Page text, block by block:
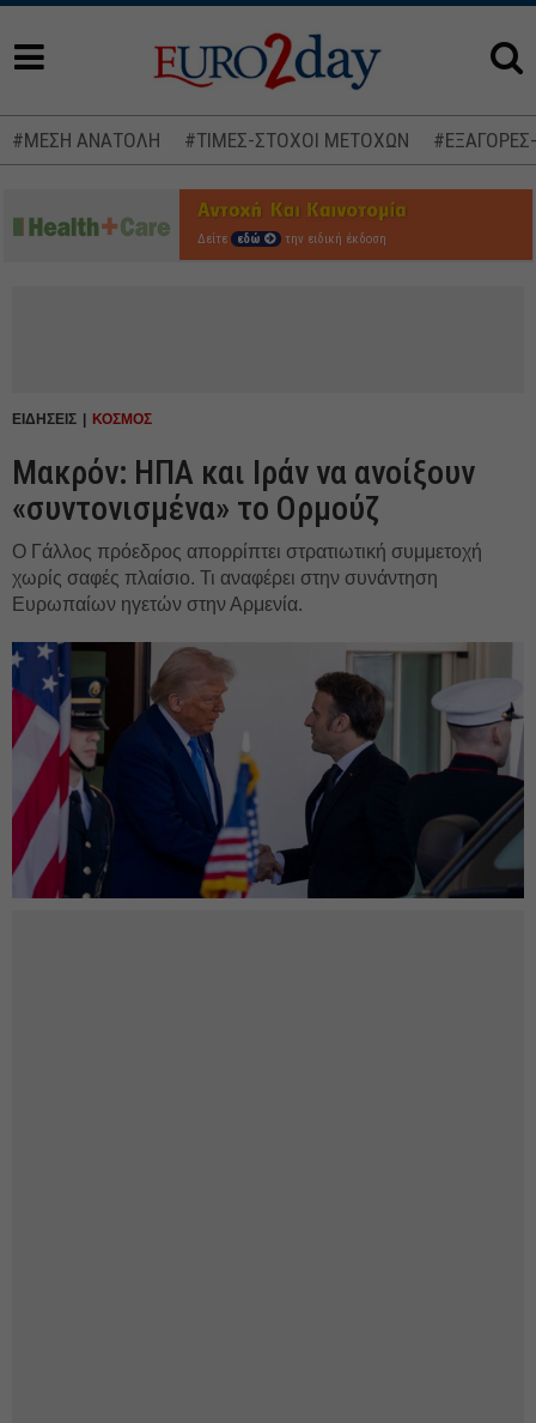
#ΜΕΣΗ ΑΝΑΤΟΛΗ #ΤΙΜΕΣ-ΣΤΟΧΟΙ ΜΕΤΟΧΩΝ
Δείτε εδώ την ειδική έκδοση
ΕΙΔΗΣΕΙΣ ΚΟΣΜΟΣ
Μακρόν: ΗΠΑ και Ιράν να ανοίξουν
«συντονισμένα» το Ορμούζ
Ο Γάλλος πρόεδρος απορρίπτει στρατιωτική συμμετοχή
χωρίς σαφές πλαίσιο. Τι αναφέρει στην συνάντηση
Ευρωπαίων ηγετών στην Αρμενία.